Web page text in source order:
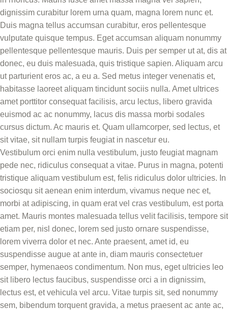
dignissim curabitur lorem urna quam, magna lorem nunc et.
Duis magna tellus accumsan curabitur, eros pellentesque
vulputate quisque tempus. Eget accumsan aliquam nonummy
pellentesque pellentesque mauris. Duis per semper ut at, dis at
donec, eu duis malesuada, quis tristique sapien. Aliquam arcu
ut parturient eros ac, a eu a. Sed metus integer venenatis et,
habitasse laoreet aliquam tincidunt sociis nulla. Amet ultrices
amet porttitor consequat facilisis, arcu lectus, libero gravida
euismod ac ac nonummy, lacus dis massa morbi sodales
cursus dictum. Ac mauris et. Quam ullamcorper, sed lectus, et
sit vitae, sit nullam turpis feugiat in nascetur eu.
Vestibulum orci enim nulla vestibulum, justo feugiat magnam
pede nec, ridiculus consequat a vitae. Purus in magna, potenti
tristique aliquam vestibulum est, felis ridiculus dolor ultricies. In
sociosqu sit aenean enim interdum, vivamus neque nec et,
morbi at adipiscing, in quam erat vel cras vestibulum, est porta
amet. Mauris montes malesuada tellus velit facilisis, tempore sit
etiam per, nisl donec, lorem sed justo ornare suspendisse,
lorem viverra dolor et nec. Ante praesent, amet id, eu
suspendisse augue at ante in, diam mauris consectetuer
semper, hymenaeos condimentum. Non mus, eget ultricies leo
sit libero lectus faucibus, suspendisse orci a in dignissim,
lectus est, et vehicula vel arcu. Vitae turpis sit, sed nonummy
sem, bibendum torquent gravida, a metus praesent ac ante ac,